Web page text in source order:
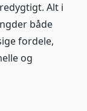
Alt i
både
fordele,
og